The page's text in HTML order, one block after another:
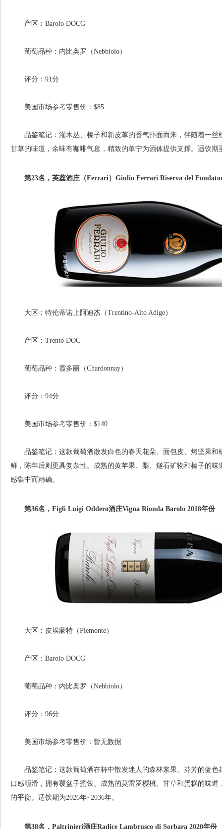
产区：Barolo DOCG
葡萄品种：内比奥罗（Nebbiolo）
评分：91分
美国市场参考零售价：$85
品鉴笔记：灌木丛、榛子和新皮革的香气扑面而来，伴随着一丝
甘草的味道，余味有咖啡气息，精致的单宁为酒体提供支撑。适饮期
第23名，芙蕊酒庄（Ferrari）Giulio Ferrari Riserva del
大区：特伦蒂诺上阿迪杰（Trentino-Alto Adige）
产区：Trento DOC
葡萄品种：霞多丽（Chardonnay）
评分：94分
美国市场参考零售价：$140
品鉴笔记：这款葡萄酒散发白色的春天花朵、面包皮、烤坚果和
鲜，陈年后则更具复杂性。成熟的黄苹果、梨、燧石矿物和榛子的
感集中而精确。
第36名，Figli Luigi Oddero酒庄Vigna Rionda Barolo 2018年份
大区：皮埃蒙特（Piemonte）
产区：Barolo DOCG
葡萄品种：内比奥罗（Nebbiolo）
评分：96分
美国市场参考零售价：暂无数据
品鉴笔记：这款葡萄酒在杯中散发迷人的森林浆果、芬芳的蓝色
口感顺滑，拥有覆盆子蜜饯、成熟的莫雷罗樱桃、甘草和蛋糕的味
的平衡。适饮期为2026年~2036年。
第38名，Paltrinieri酒庄Radice Lambrusco di Sorbara 2020年份